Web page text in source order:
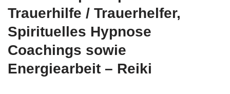
Trauerhilfe / Trauerhelfer,
Spirituelles Hypnose
Coachings sowie
Energiearbeit – Reiki